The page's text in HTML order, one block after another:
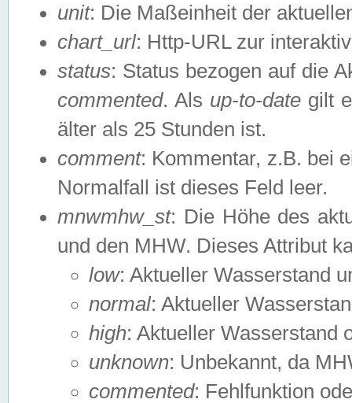
unit: Die Maßeinheit der
chart_url: Http-URL zur
status: Status bezogen auf die
commented. Als up-to-date gilt
älter als 25 Stunden ist.
comment: Kommentar, z.B. bei
Normalfall ist dieses Feld leer.
mnwmhw_st: Die Höhe des
und den MHW. Dieses Attribut
low: Aktueller Wasserstand
normal: Aktueller
high: Aktueller Wasserstand
unknown: Unbekannt, da
commented: Fehlfunktion